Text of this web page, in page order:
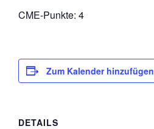
CME-Punkte: 4
Zum Kalender hinzufügen
DETAILS